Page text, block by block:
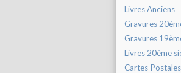
Livres Anciens
Gravures
Gravures
Livres 20ème
Cartes Postales